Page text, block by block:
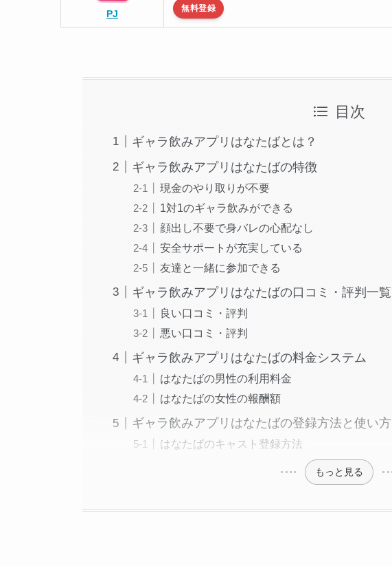
PJ
無料登録
目次
ギャラ飲みアプリはなたばとは？
ギャラ飲みアプリはなたばの特徴
現金のやり取りが不要
1対1のギャラ飲みができる
顔出し不要で身バレの心配なし
安全サポートが充実している
友達と一緒に参加できる
ギャラ飲みアプリはなたばの口コミ・評判一覧
良い口コミ・評判
悪い口コミ・評判
ギャラ飲みアプリはなたばの料金システム
はなたばの男性の利用料金
はなたばの女性の報酬額
ギャラ飲みアプリはなたばの登録方法と使い方
はなたばのキャスト登録方法
もっと見る